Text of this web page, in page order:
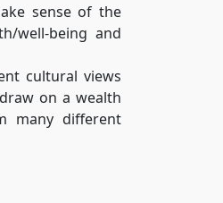
sense of the
well-being and
cultural views
draw on a wealth
many different